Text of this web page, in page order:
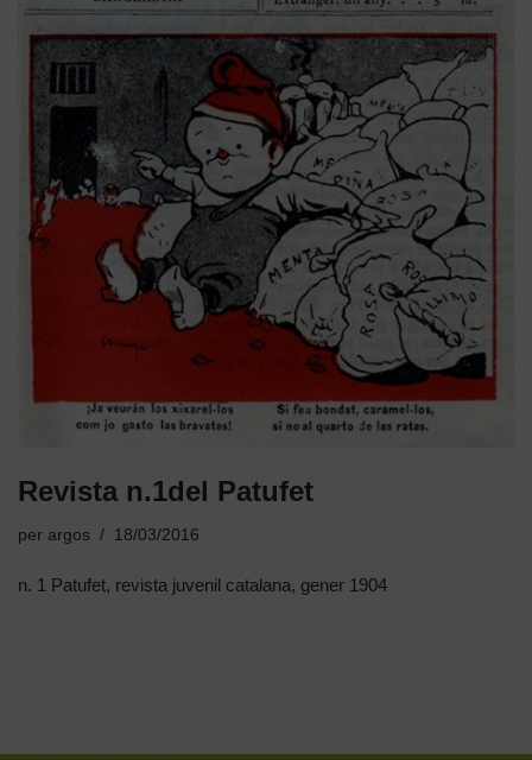
Revista n.1del Patufet
per argos 18/03/2016
n. 1 Patufet, revista juvenil catalana, gener 1904